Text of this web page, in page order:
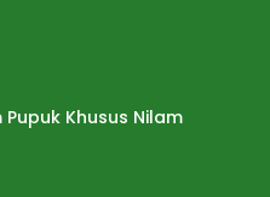
Khusus Nilam